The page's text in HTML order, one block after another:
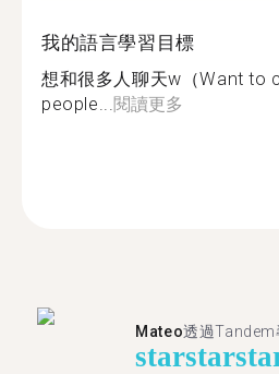
我的語言學習目標
想和很多人聊天w（Want to
people...閱讀更多
Mateo透過Tandem
starstar